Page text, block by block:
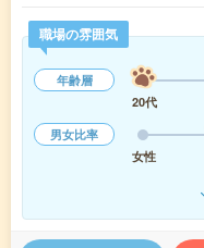
職場の雰囲気
年齢層
20代
男女比率
女性